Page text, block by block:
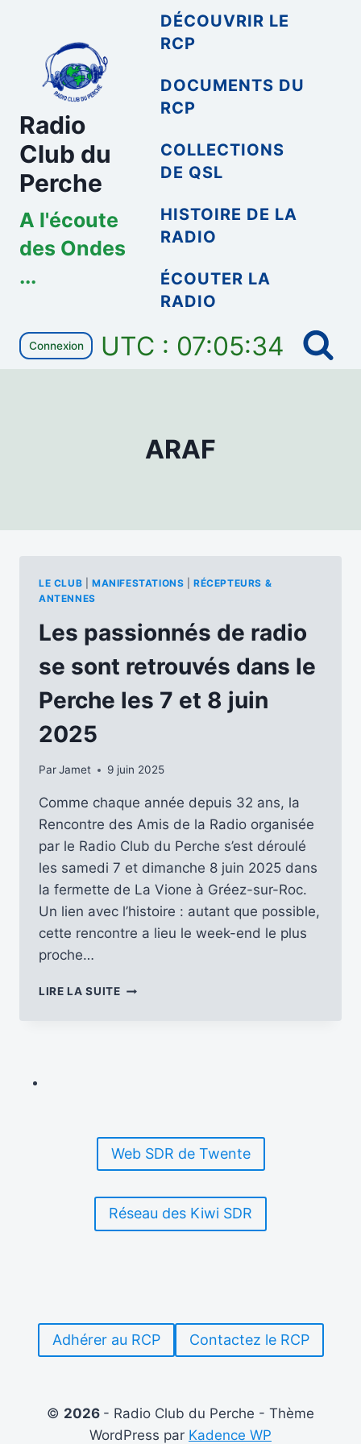
contenu
Radio
Club du
Perche
A l'écoute
des Ondes
...
DÉCOUVRIR LE
RCP
DOCUMENTS DU
RCP
COLLECTIONS
DE QSL
HISTOIRE DE LA
RADIO
ÉCOUTER LA
RADIO
Connexion UTC : 07:05:34
ARAF
LE CLUB MANIFESTATIONS |RÉCEPTEURS &
ANTENNES
Les passionnés de radio
se sont retrouvés dans le
Perche les 7 et 8 juin
2025
ParJamet 9 juin 2025
Comme chaque année depuis 32 ans, la
Rencontre des Amis de la Radio organisée
par le Radio Club du Perche s’est déroulé
les samedi 7 et dimanche 8 juin 2025 dans
la fermette de La Vione à Gréez-sur-Roc.
Un lien avec l’histoire : autant que possible,
cette rencontre a lieu le week-end le plus
proche…
LIRE LA SUITELES
PERCHE
LES
7
8
Web SDR de Twente
Réseau des Kiwi SDR
Adhérer au RCP Contactez le RCP
© 2026 - Radio Club du Perche - Thème
WordPress par Kadence WP